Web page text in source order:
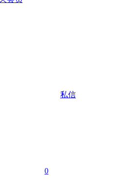
私信
0